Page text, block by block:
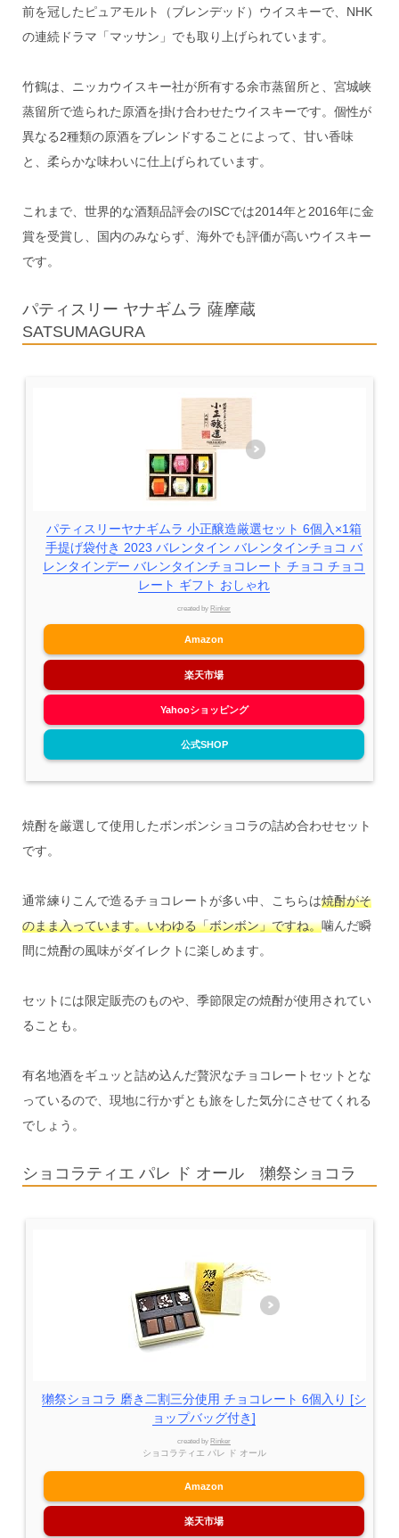
前を冠したピュアモルト（ブレンデッド）ウイスキーで、NHK
の連続ドラマ「マッサン」でも取り上げられています。
竹鶴は、ニッカウイスキー社が所有する余市蒸留所と、宮城峡
蒸留所で造られた原酒を掛け合わせたウイスキーです。個性が
異なる2種類の原酒をブレンドすることによって、甘い香味
と、柔らかな味わいに仕上げられています。
これまで、世界的な酒類品評会のISCでは2014年と2016年に金
賞を受賞し、国内のみならず、海外でも評価が高いウイスキー
です。
パティスリー ヤナギムラ 薩摩蔵
SATSUMAGURA
パティスリーヤナギムラ 小正醸造厳選セット 6個入×1箱
手提げ袋付き 2023 バレンタイン バレンタインチョコ バ
レンタインデー バレンタインチョコレート チョコ チョコ
レート ギフト おしゃれ
created by Rinker
Amazon
楽天市場
Yahooショッピング
公式SHOP
焼酎を厳選して使用したボンボンショコラの詰め合わせセット
です。
通常練りこんで造るチョコレートが多い中、こちらは焼酎がそ
のまま入っています。いわゆる「ボンボン」ですね。噛んだ瞬
間に焼酎の風味がダイレクトに楽しめます。
セットには限定販売のものや、季節限定の焼酎が使用されてい
ることも。
有名地酒をギュッと詰め込んだ贅沢なチョコレートセットとな
っているので、現地に行かずとも旅をした気分にさせてくれる
でしょう。
ショコラティエ パレ ド オール 獺祭ショコラ
獺祭ショコラ 磨き二割三分使用 チョコレート 6個入り [シ
ョップバッグ付き]
created by Rinker
ショコラティエ パレ ド オール
Amazon
楽天市場